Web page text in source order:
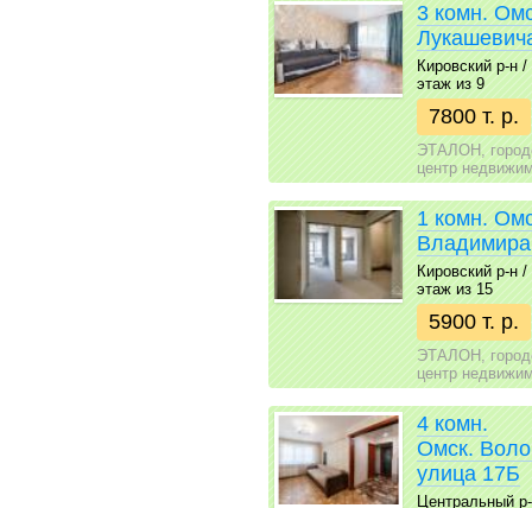
3 комн.
Кировский р-н
этаж из 9
7800 т. р.
ЭТАЛОН,
центр
1 комн.
Кировский р-н
этаж из 15
5900 т. р.
ЭТАЛОН,
центр
4 комн.
Омск.
улица 17Б
Центральный